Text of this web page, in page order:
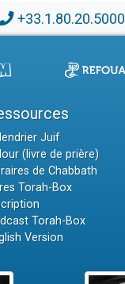
+33.1.80.20.5000
Juif
(livre de prière)
de Chabbath
Torah-Box
Torah-Box
Version